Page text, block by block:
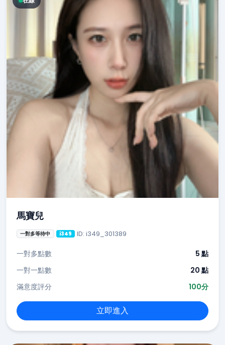
馬寶兒
一對多等待中 i349 ID: i349_301389
一對多點數
5 點
一對一點數
20 點
滿意度評分
100分
立即進入